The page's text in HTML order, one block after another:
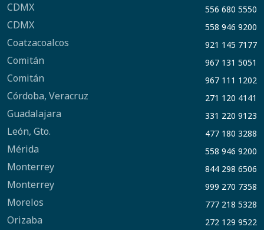
CDMX 556 680 5550
CDMX 558 946 9200
Coatzacoalcos 921 145 7177
Comitán 967 131 5051
Comitán 967 111 1202
Córdoba, Veracruz 271 120 4141
Guadalajara 331 220 9123
León, Gto. 477 180 3288
Mérida 558 946 9200
Monterrey 844 298 6506
Monterrey 999 270 7358
Morelos 777 218 5328
Orizaba 272 129 9522